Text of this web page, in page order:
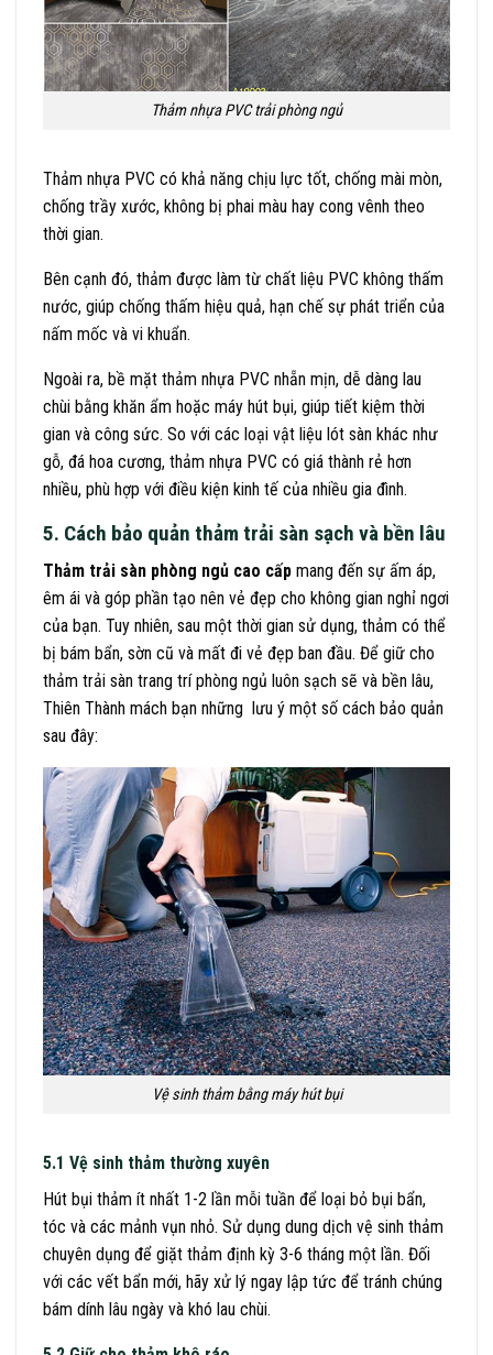
Thảm nhựa PVC trải phòng ngủ
Thảm nhựa PVC có khả năng chịu lực tốt, chống mài mòn,
chống trầy xước, không bị phai màu hay cong vênh theo
thời gian.
Bên cạnh đó, thảm được làm từ chất liệu PVC không thấm
nước, giúp chống thấm hiệu quả, hạn chế sự phát triển của
nấm mốc và vi khuẩn.
Ngoài ra, bề mặt thảm nhựa PVC nhẵn mịn, dễ dàng lau
chùi bằng khăn ẩm hoặc máy hút bụi, giúp tiết kiệm thời
gian và công sức. So với các loại vật liệu lót sàn khác như
gỗ, đá hoa cương, thảm nhựa PVC có giá thành rẻ hơn
nhiều, phù hợp với điều kiện kinh tế của nhiều gia đình.
5. Cách bảo quản thảm trải sàn sạch và bền lâu
Thảm trải sàn phòng ngủ cao cấp mang đến sự ấm áp,
êm ái và góp phần tạo nên vẻ đẹp cho không gian nghỉ ngơi
của bạn. Tuy nhiên, sau một thời gian sử dụng, thảm có thể
bị bám bẩn, sờn cũ và mất đi vẻ đẹp ban đầu. Để giữ cho
thảm trải sàn trang trí phòng ngủ luôn sạch sẽ và bền lâu,
Thiên Thành mách bạn những lưu ý một số cách bảo quản
sau đây:
Vệ sinh thảm bằng máy hút bụi
5.1 Vệ sinh thảm thường xuyên
Hút bụi thảm ít nhất 1-2 lần mỗi tuần để loại bỏ bụi bẩn,
tóc và các mảnh vụn nhỏ. Sử dụng dung dịch vệ sinh thảm
chuyên dụng để giặt thảm định kỳ 3-6 tháng một lần. Đối
với các vết bẩn mới, hãy xử lý ngay lập tức để tránh chúng
bám dính lâu ngày và khó lau chùi.